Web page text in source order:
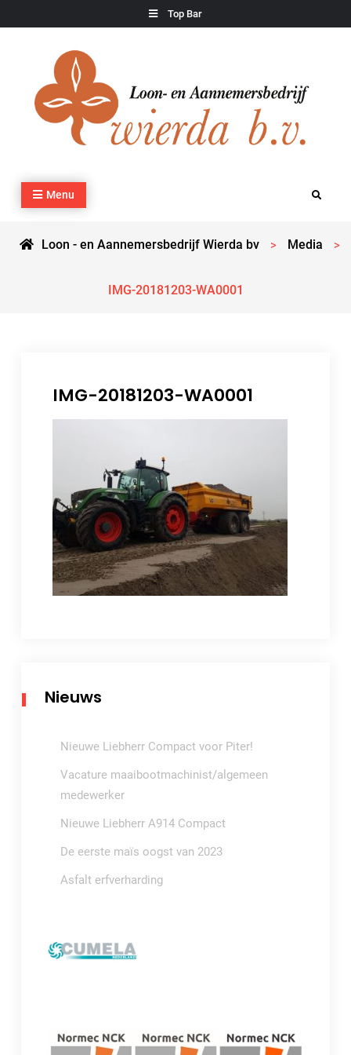
to
Top Bar
Loon – en Aannemersbedrijf Wierda bv
Kraan- en machineverhuur, agrarisch werk, grondverzet,
cultuurtechnisch werk en transport
Menu Search
Loon - en Aannemersbedrijf Wierda bv > Media >
IMG-20181203-WA0001
IMG-20181203-WA0001
Nieuws
Nieuwe Liebherr Compact voor Piter!
Vacature maaibootmachinist/algemeen
medewerker
Nieuwe Liebherr A914 Compact
De eerste maïs oogst van 2023
Asfalt erfverharding